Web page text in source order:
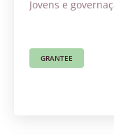
Jovens e
GRANTEE